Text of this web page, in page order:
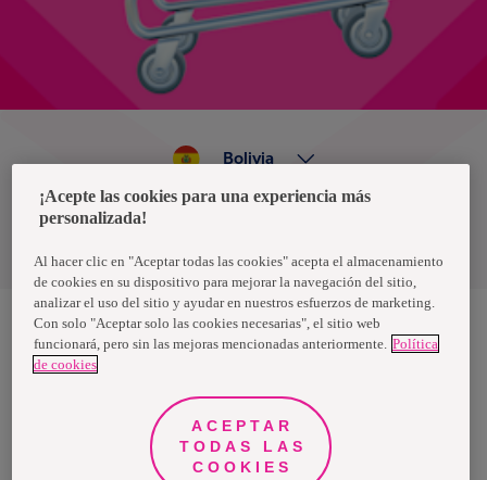
Política de privacidad de datos
Bolivia
Nosotras, una marca de Essity - una compañía global líder en
higiene y salud. Cada día, mil millones de personas, en todo el
propósito es romper barreras por el bienestar en beneficio de
consumidores, pacientes, cuidadores, clientes y la sociedad en
general. Vendemos en aproximadamente 150 países bajo las
principales marcas globales TENA y Tork, así como otras marcas
como Actimove, Cutimed, JOBST, Knix, Leukoplast, Libero, Libresse,
¡Acepte las cookies para una experiencia más
personalizada!
Al hacer clic en "Aceptar todas las cookies" acepta el almacenamiento
de cookies en su dispositivo para mejorar la navegación del sitio,
analizar el uso del sitio y ayudar en nuestros esfuerzos de marketing.
Con solo "Aceptar solo las cookies necesarias", el sitio web
funcionará, pero sin las mejoras mencionadas anteriormente. Política
de cookies
ACEPTAR
TODAS LAS
COOKIES